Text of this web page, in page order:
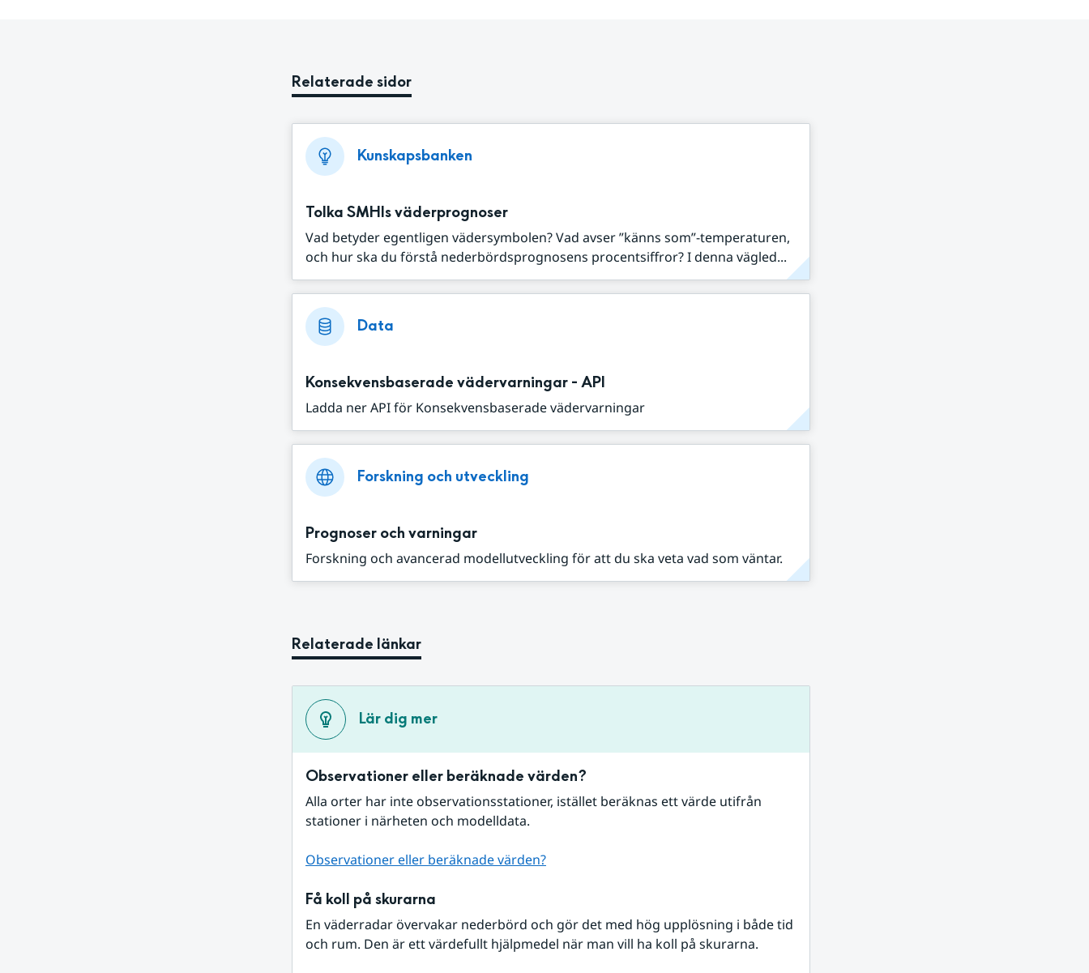
Relaterade sidor
Kunskapsbanken
Tolka SMHIs väderprognoser
Vad betyder egentligen vädersymbolen? Vad avser ”känns som”-temperaturen,
och hur ska du förstå nederbördsprognosens procentsiffror? I denna vägled...
Data
Konsekvensbaserade vädervarningar - API
Ladda ner API för Konsekvensbaserade vädervarningar
Forskning och utveckling
Prognoser och varningar
Forskning och avancerad modellutveckling för att du ska veta vad som väntar.
Relaterade länkar
Lär dig mer
Observationer eller beräknade värden?
Alla orter har inte observationsstationer, istället beräknas ett värde utifrån
stationer i närheten och modelldata.
Observationer eller beräknade värden?
Få koll på skurarna
En väderradar övervakar nederbörd och gör det med hög upplösning i både tid
och rum. Den är ett värdefullt hjälpmedel när man vill ha koll på skurarna.